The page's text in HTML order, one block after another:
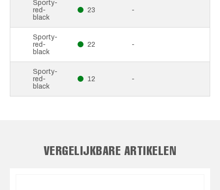
Sporty-
red-
black
23 -
Sporty-
red-
black
22 -
Sporty-
red-
black
12 -
VERGELIJKBARE ARTIKELEN